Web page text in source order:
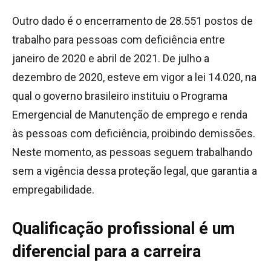
Outro dado é o encerramento de 28.551 postos de
trabalho para pessoas com deficiência entre
janeiro de 2020 e abril de 2021. De julho a
dezembro de 2020, esteve em vigor a lei 14.020, na
qual o governo brasileiro instituiu o Programa
Emergencial de Manutenção de emprego e renda
às pessoas com deficiência, proibindo demissões.
Neste momento, as pessoas seguem trabalhando
sem a vigência dessa proteção legal, que garantia a
empregabilidade.
Qualificação profissional é um
diferencial para a carreira